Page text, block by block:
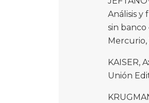
Análisis y
sin banco
Mercurio,
KAISER,
Unión